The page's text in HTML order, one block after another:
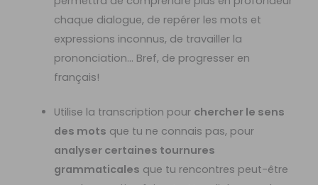
chaque dialogue, de repérer les mots et
expressions inconnus, de travailler la
prononciation… Bref, de progresser en
français!
Utilise la transcription pour chercher le sens
des mots que tu ne connais pas, pour
analyser certaines tournures
grammaticales que tu rencontres peut-être